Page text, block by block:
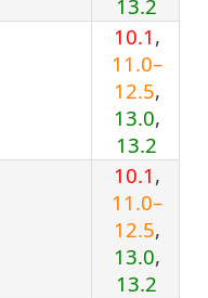
13.2
10.1 ,
11.0–
12.5,
13.0,
13.2
10.1 ,
11.0–
12.5,
13.0,
13.2